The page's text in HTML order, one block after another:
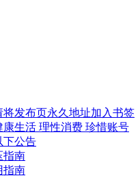
将发布页永久地址加入书签
生活 理性消费 珍惜账号
下公告
指南
指南